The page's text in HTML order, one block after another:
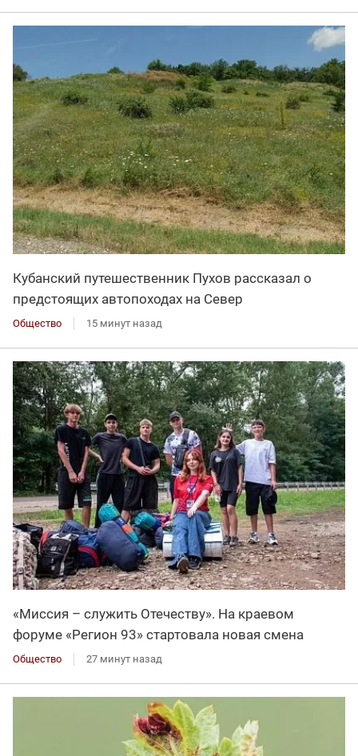
Кубанский путешественник Пухов рассказал о
предстоящих автопоходах на Север
Общество 15 минут назад
«Миссия – служить Отечеству». На краевом
форуме «Регион 93» стартовала новая смена
Общество 27 минут назад